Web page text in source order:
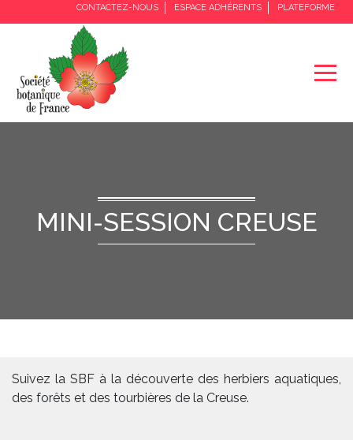
CONTACTEZ-NOUS ESPACE ADHÉRENTS PLATEFORME
MINI-SESSION CREUSE
Suivez la SBF à la découverte des herbiers aquatiques,
des forêts et des tourbières de la Creuse.